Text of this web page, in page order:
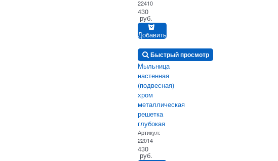
22410
430
руб.
Добавить
Быстрый просмотр
Мыльница
настенная
(подвесная)
хром
металлическая
решетка
глубокая
Артикул:
22014
430
руб.